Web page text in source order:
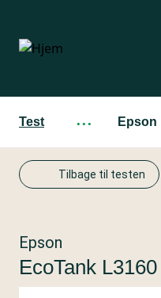
hovedindhold
Test ··· Epson
Tilbage til testen
Epson
EcoTank L3160